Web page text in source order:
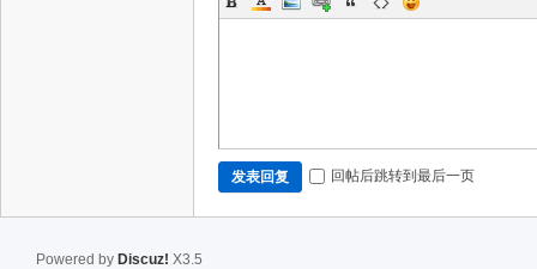
发表回复 回帖后跳转到最后一页
Powered by Discuz! X3.5